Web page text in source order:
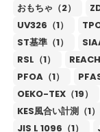
おもちゃ（2）
UV326（1）
ST基準（1）
RSL（1）
PFOA（1）
OEKO-TEX（19）
KES風合い計測（1）
JIS L 1096（1）